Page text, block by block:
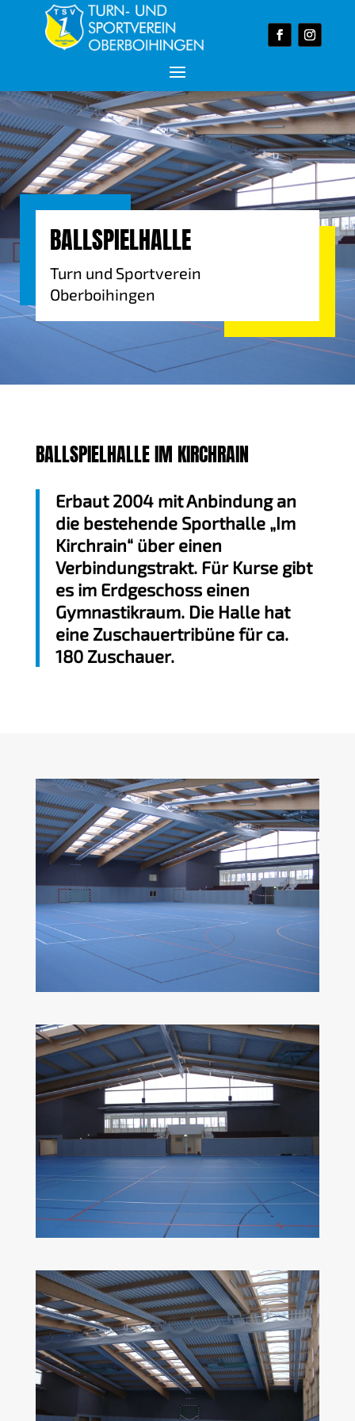
BALLSPIELHALLE
Turn und Sportverein
Oberboihingen
BALLSPIELHALLE IM KIRCHRAIN
Erbaut 2004 mit Anbindung an
die bestehende Sporthalle „Im
Kirchrain“ über einen
Verbindungstrakt. Für Kurse gibt
es im Erdgeschoss einen
Gymnastikraum. Die Halle hat
eine Zuschauertribüne für ca.
180 Zuschauer.